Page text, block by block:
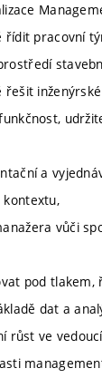
řídit pracovní
a
kontextu,
vůči
pod tlakem,
dat a
růst ve